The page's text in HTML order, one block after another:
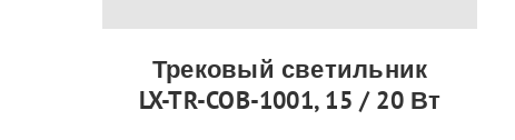
Трековый светильник
LX-TR-COB-1001, 15 / 20 Вт